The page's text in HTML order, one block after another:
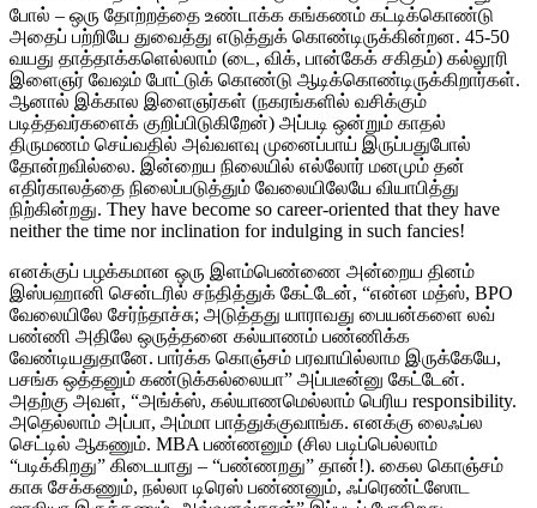
போல் – ஒரு தோற்றத்தை உண்டாக்க கங்கணம் கட்டிக்கொண்டு
அதைப் பற்றியே துவைத்து எடுத்துக் கொண்டிருக்கின்றன. 45-50
வயது தாத்தாக்களெல்லாம் (டை, விக், பான்கேக் சகிதம்) கல்லூரி
இளைஞர் வேஷம் போட்டுக் கொண்டு ஆடிக்கொண்டிருக்கிறார்கள்.
ஆனால் இக்கால இளைஞர்கள் (நகரங்களில் வசிக்கும்
படித்தவர்களைக் குறிப்பிடுகிறேன்) அப்படி ஒன்றும் காதல்
திருமணம் செய்வதில் அவ்வளவு முனைப்பாய் இருப்பதுபோல்
தோன்றவில்லை. இன்றைய நிலையில் எல்லோர் மனமும் தன்
எதிர்காலத்தை நிலைப்படுத்தும் வேலையிலேயே வியாபித்து
நிற்கின்றது. They have become so career-oriented that they have
neither the time nor inclination for indulging in such fancies!
எனக்குப் பழக்கமான ஒரு இளம்பெண்ணை அன்றைய தினம்
இஸ்பஹானி சென்டரில் சந்தித்துக் கேட்டேன், “என்ன மத்ஸ், BPO
வேலையிலே சேர்ந்தாச்சு; அடுத்தது யாராவது பையன்களை லவ்
பண்ணி அதிலே ஒருத்தனை கல்யாணம் பண்ணிக்க
வேண்டியதுதானே. பார்க்க கொஞ்சம் பரவாயில்லாம இருக்கேயே,
பசங்க ஒத்தனும் கண்டுக்கல்லையா” அப்படீன்னு கேட்டேன்.
அதற்கு அவள், “அங்க்ஸ், கல்யாணமெல்லாம் பெரிய responsibility.
அதெல்லாம் அப்பா, அம்மா பாத்துக்குவாங்க. எனக்கு லைஃப்ல
செட்டில் ஆகணும். MBA பண்ணனும் (சில படிப்பெல்லாம்
“படிக்கிறது” கிடையாது – “பண்ணறது” தான்!). கைல கொஞ்சம்
காசு சேக்கணும், நல்லா டிரெஸ் பண்ணனும், ஃப்ரெண்ட்ஸோட